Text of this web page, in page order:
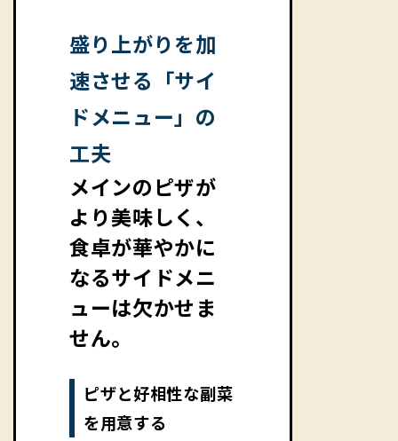
盛り上がりを加
速させる「サイ
ドメニュー」の
工夫
メインのピザが
より美味しく、
食卓が華やかに
なるサイドメニ
ューは欠かせま
せん。
ピザと好相性な副菜
を用意する